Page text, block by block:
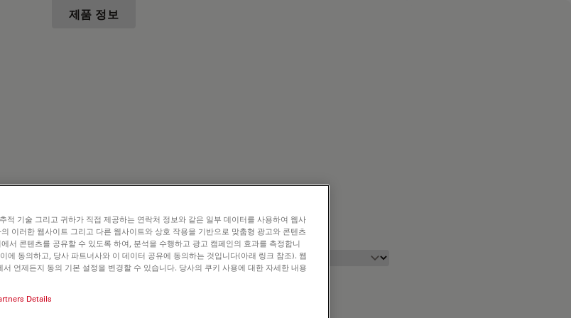
제품 정보
적 기술 그리고 귀하가 직접 제공하는 연락처 정보와 같은 일부 데이터를 사용하여 웹사
이러한 웹사이트 그리고 다른 웹사이트와 상호 작용을 기반으로 맞춤형 광고와 콘텐츠
서 콘텐츠를 공유할 수 있도록 하여, 분석을 수행하고 광고 캠페인의 효과를 측정합니
에 동의하고, 당사 파트너사와 이 데이터 공유에 동의하는 것입니다(아래 링크 참조). 웹
언제든지 동의 기본 설정을 변경할 수 있습니다. 당사의 쿠키 사용에 대한 자세한 내용
Details